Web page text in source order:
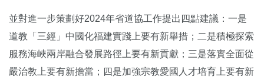
並對進一步策劃好2024年省道協工作提出四點建議：一是
道教「三經」中國化福建實踐上要有新舉措；二是積極探索
服務海峽兩岸融合發展路徑上要有新貢獻；三是落實全面從
嚴治教上要有新擔當；四是加強宗教愛國人才培育上要有新